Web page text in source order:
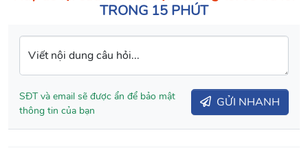
TRONG 15 PHÚT
Viết nội dung câu hỏi...
SĐT và email sẽ được ẩn để bảo mật
thông tin của bạn
GỬI NHANH